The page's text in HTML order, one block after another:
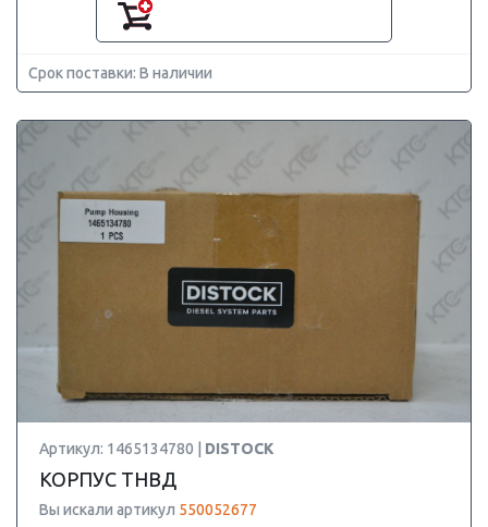
Срок поставки: В наличии
Артикул: 1465134780 | DISTOCK
КОРПУС ТНВД
Вы искали артикул 550052677